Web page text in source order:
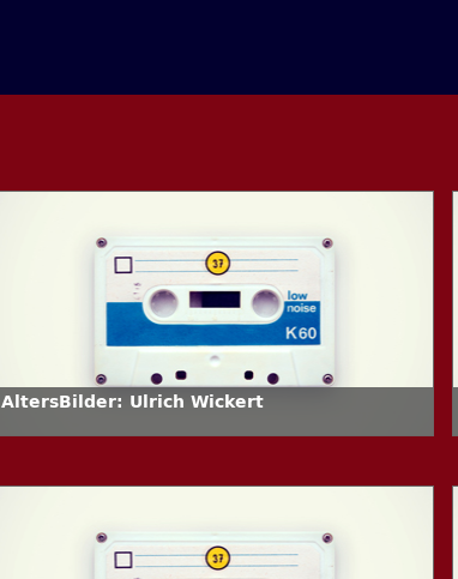
AltersBilder: Ulrich Wickert